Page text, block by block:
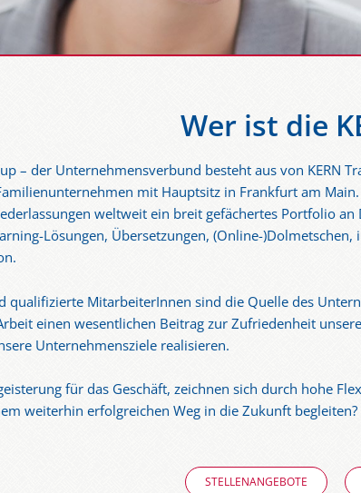
Wer ist die
– der Unternehmensverbund besteht aus von KERN
mit Hauptsitz in Frankfurt am
weltweit ein breit gefächertes Portfolio
Lösungen, Übersetzungen, (Online-
qualifizierte MitarbeiterInnen sind die Quelle des
einen wesentlichen Beitrag zur Zufriedenheit
Unternehmensziele realisieren.
für das Geschäft, zeichnen sich durch hohe
weiterhin erfolgreichen Weg in die Zukunft
STELLENANGEBOTE